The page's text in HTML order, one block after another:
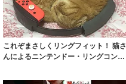
これぞまさしくリングフィット！ 猫さ
んによるニンテンドー・リングコンの